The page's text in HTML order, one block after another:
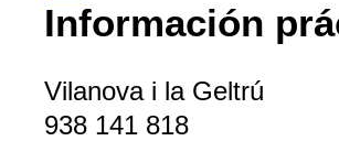
Información
Vilanova i la Geltrú
938 141 818